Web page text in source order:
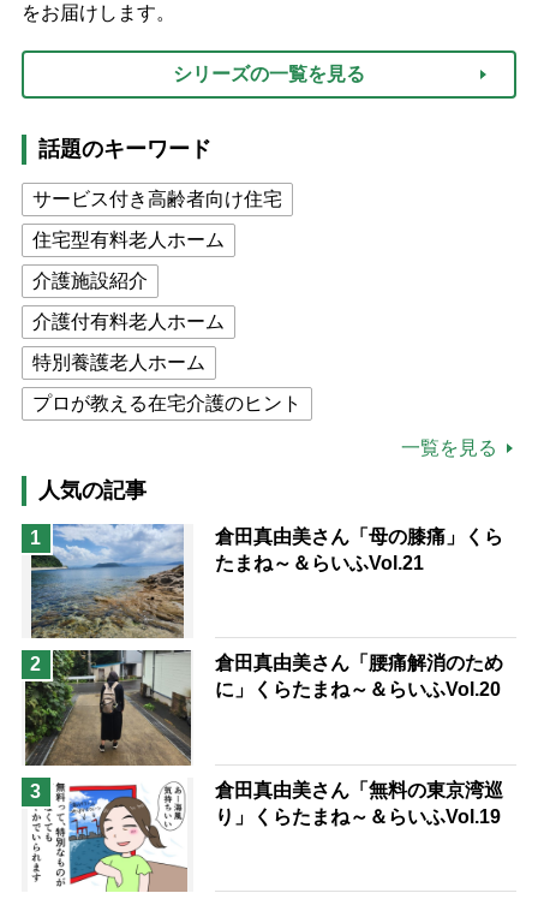
をお届けします。
シリーズの一覧を見る
話題のキーワード
サービス付き高齢者向け住宅
住宅型有料老人ホーム
介護施設紹介
介護付有料老人ホーム
特別養護老人ホーム
プロが教える在宅介護のヒント
高木ブー
ケアマネジャー
猫が母になつきません
息子の遠距離介護サバイバル術
兄がボケました
予防法
一覧を見る
人気の記事
1
倉田真由美さん「母の膝痛」くら
たまね～＆らいふVol.21
2
倉田真由美さん「腰痛解消のため
に」くらたまね～＆らいふVol.20
3
倉田真由美さん「無料の東京湾巡
り」くらたまね～＆らいふVol.19